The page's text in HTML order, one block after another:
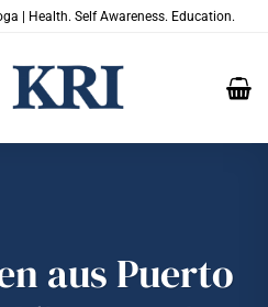
| Health. Self Awareness. Education.
aus Puerto